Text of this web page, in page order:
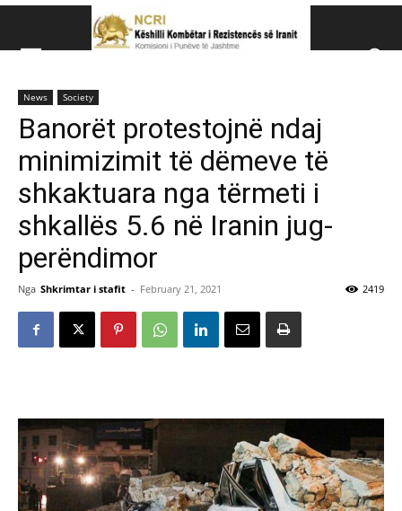
Këshillit Kombëtar të Rezistencës së Iranit (NCRI)
News Society
Banorët protestojnë ndaj
minimizimit të dëmeve të
shkaktuara nga tërmeti i
shkallës 5.6 në Iranin jug-
perëndimor
Nga Shkrimtar i stafit - February 21, 2021 2419